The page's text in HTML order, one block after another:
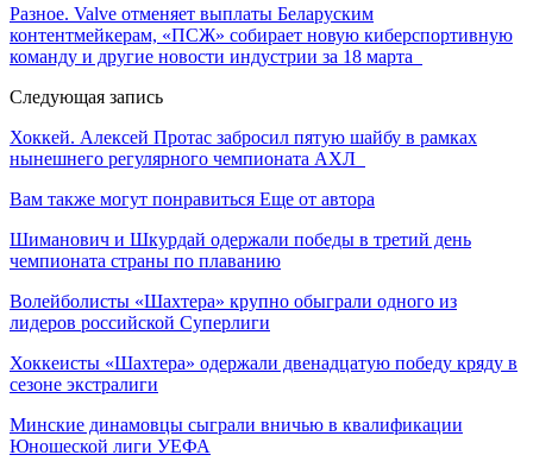
Разное. Valve отменяет выплаты Беларуским
контентмейкерам, «ПСЖ» собирает новую киберспортивную
команду и другие новости индустрии за 18 марта
Следующая запись
Хоккей. Алексей Протас забросил пятую шайбу в рамках
нынешнего регулярного чемпионата АХЛ
Вам также могут понравиться Еще от автора
Шиманович и Шкурдай одержали победы в третий день
чемпионата страны по плаванию
Волейболисты «Шахтера» крупно обыграли одного из
лидеров российской Суперлиги
Хоккеисты «Шахтера» одержали двенадцатую победу кряду в
сезоне экстралиги
Минские динамовцы сыграли вничью в квалификации
Юношеской лиги УЕФА